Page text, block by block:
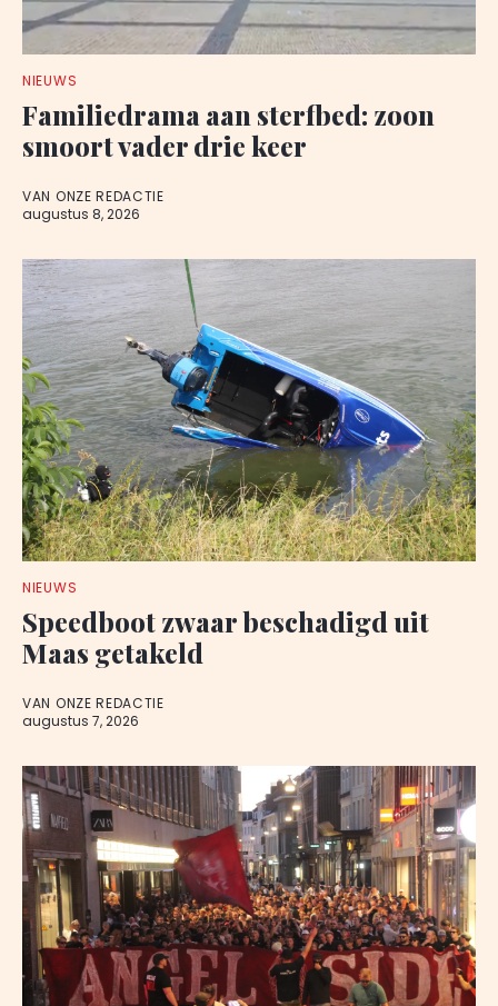
NIEUWS
Familiedrama aan sterfbed: zoon
smoort vader drie keer
VAN ONZE REDACTIE
augustus 8, 2026
NIEUWS
Speedboot zwaar beschadigd uit
Maas getakeld
VAN ONZE REDACTIE
augustus 7, 2026